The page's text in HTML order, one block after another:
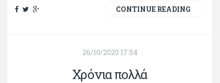
CONTINUE READING
26/10/2020 17:54
Χρόνια πολλά